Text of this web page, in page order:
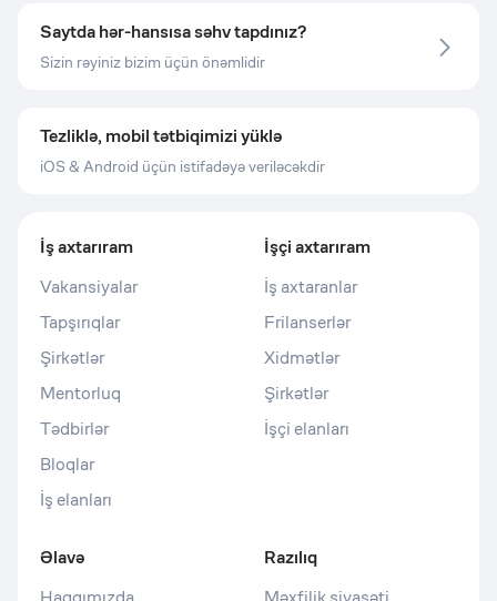
Saytda hər-hansısa səhv tapdınız?
Sizin rəyiniz bizim üçün önəmlidir
Tezliklə, mobil tətbiqimizi yüklə
iOS & Android üçün istifadəyə veriləcəkdir
İş axtarıram
Vakansiyalar
Tapşırıqlar
Şirkətlər
Mentorluq
Tədbirlər
Bloqlar
İş elanları
İşçi axtarıram
İş axtaranlar
Frilanserlər
Xidmətlər
Şirkətlər
İşçi elanları
Əlavə
Razılıq